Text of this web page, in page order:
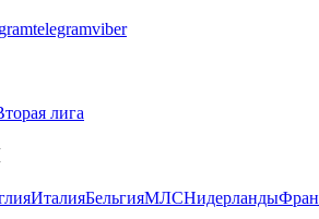
telegramviber
лига
ИталияБельгияМЛСНидерланды